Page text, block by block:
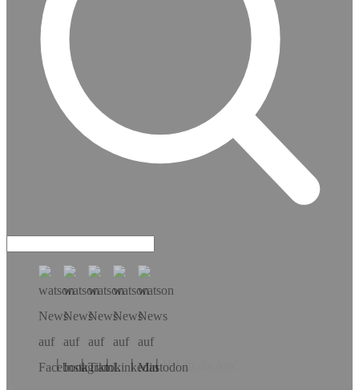
Hol dir die App!